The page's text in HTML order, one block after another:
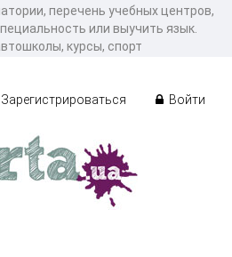
перечень учебных центров,
или выучить язык.
курсы, спорт
Зарегистрироваться Войти